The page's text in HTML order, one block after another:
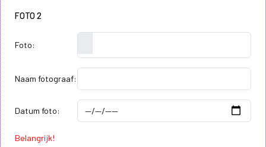
FOTO 2
Foto:
Naam fotograaf:
Datum foto:
Belangrijk!